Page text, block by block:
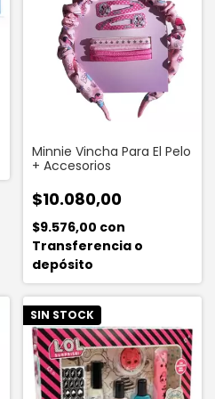
Minnie Vincha Para El Pelo
+ Accesorios
$10.080,00
$9.576,00 con
Transferencia o
depósito
SIN STOCK